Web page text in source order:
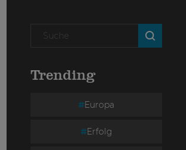
Trending
Europa
Erfolg